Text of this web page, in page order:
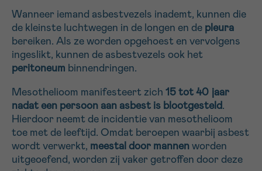
Wanneer iemand asbestvezels inademt, kunnen die
de kleinste luchtwegen in de longen en de pleura
bereiken. Als ze worden opgehoest en vervolgens
ingeslikt, kunnen de asbestvezels ook het
peritoneum binnendringen.
Mesothelioom manifesteert zich 15 tot 40 jaar
nadat een persoon aan asbest is blootgesteld.
Hierdoor neemt de incidentie van mesothelioom
toe met de leeftijd. Omdat beroepen waarbij asbest
wordt verwerkt, meestal door mannen worden
uitgeoefend, worden zij vaker getroffen door deze
MIJN VRAAG
Ja, stuur mij de nieuwsbrief
Ik aanvaard degebruiksvoorwaarden
*VERPLICHT VELD